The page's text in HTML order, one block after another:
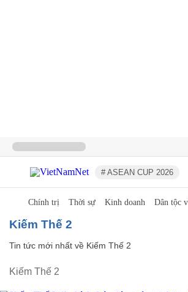
# ASEAN CUP 2026
Chính trị Thời sự Kinh doanh Dân tộc
Kiếm Thế 2
Tin tức mới nhất về Kiếm Thế 2
Kiếm Thế 2